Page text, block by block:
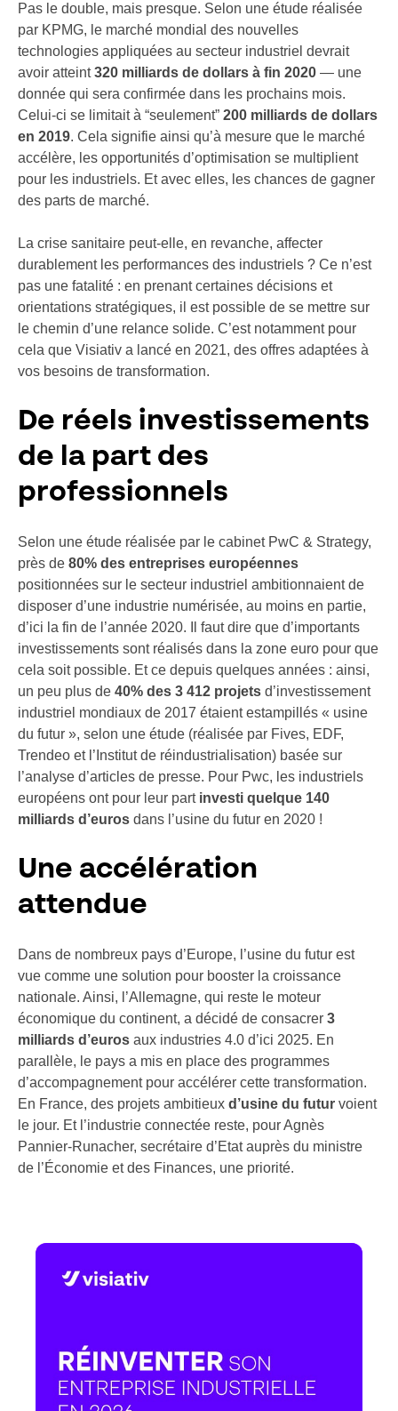
Pas le double, mais presque. Selon une étude réalisée
par KPMG, le marché mondial des nouvelles
technologies appliquées au secteur industriel devrait
avoir atteint320 milliards de dollars à fin 2020 — une
donnée qui sera confirmée dans les prochains mois.
Celui-ci se limitait à “seulement” 200 milliards de dollars
en 2019. Cela signifie ainsi qu’à mesure que le marché
accélère, les opportunités d’optimisation se multiplient
pour les industriels. Et avec elles, les chances de gagner
des parts de marché.
La crise sanitaire peut-elle, en revanche, affecter
durablement les performances des industriels ? Ce n’est
pas une fatalité : en prenant certaines décisions et
orientations stratégiques, il est possible de se mettre sur
le chemin d’une relance solide. C’est notamment pour
cela que Visiativ a lancé en 2021, des offres adaptées à
vos besoins de transformation.
De réels investissements
de la part des
professionnels
Selon une étude réalisée par le cabinet PwC & Strategy,
près de 80% des entreprises européennes
positionnées sur le secteur industriel ambitionnaient de
disposer d’une industrie numérisée, au moins en partie,
d’ici la fin de l’année 2020. Il faut dire que d’importants
investissements sont réalisés dans la zone euro pour que
cela soit possible. Et ce depuis quelques années : ainsi,
un peu plus de 40% des 3 412 projets d’investissement
industriel mondiaux de 2017 étaient estampillés « usine
du futur », selon une étude (réalisée par Fives, EDF,
Trendeo et l’Institut de réindustrialisation) basée sur
l’analyse d’articles de presse. Pour Pwc, les industriels
européens ont pour leur part investi quelque 140
milliards d’euros dans l’usine du futur en 2020 !
Une accélération
attendue
Dans de nombreux pays d’Europe, l’usine du futur est
vue comme une solution pour booster la croissance
nationale. Ainsi, l’Allemagne, qui reste le moteur
économique du continent, a décidé de consacrer 3
milliards d’euros aux industries 4.0 d’ici 2025. En
parallèle, le pays a mis en place des programmes
d’accompagnement pour accélérer cette transformation.
En France, des projets ambitieux d’usine du futur voient
le jour. Et l’industrie connectée reste, pour Agnès
Pannier-Runacher, secrétaire d’Etat auprès du ministre
de l’Économie et des Finances, une priorité.